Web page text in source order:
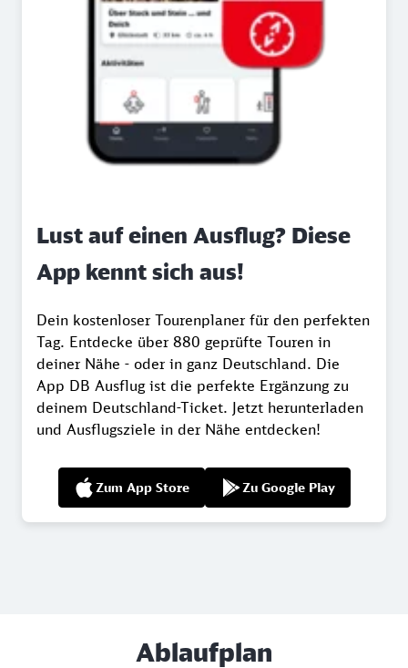
Lust auf einen Ausflug? Diese
App kennt sich aus!
Dein kostenloser Tourenplaner für den perfekten
Tag. Entdecke über 880 geprüfte Touren in
deiner Nähe - oder in ganz Deutschland. Die
App DB Ausflug ist die perfekte Ergänzung zu
deinem Deutschland-Ticket. Jetzt herunterladen
und Ausflugsziele in der Nähe entdecken!
Zum App Store Zu Google Play
Ablaufplan